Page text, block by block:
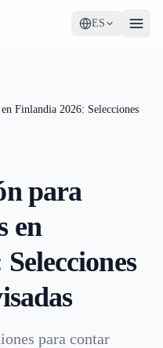
ES
Finlandia 2026: Selecciones
para
en
para contar